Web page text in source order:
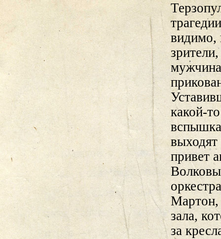
видимо,
какой-
привет
Мартон,
зала,
за